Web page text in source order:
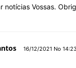
notícias Vossas.
16/12/2021 No